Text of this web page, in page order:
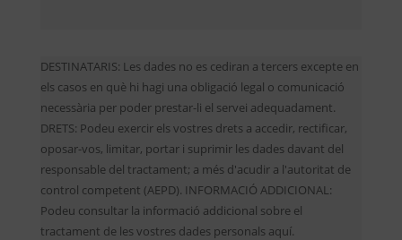
DESTINATARIS: Les dades no es cediran a tercers excepte en
els casos en què hi hagi una obligació legal o comunicació
necessària per poder prestar-li el servei adequadament.
DRETS: Podeu exercir els vostres drets a accedir, rectificar,
oposar-vos, limitar, portar i suprimir les dades davant del
responsable del tractament; a més d'acudir a l'autoritat de
control competent (AEPD). INFORMACIÓ ADDICIONAL:
Podeu consultar la informació addicional sobre el
tractament de les vostres dades personals aquí.